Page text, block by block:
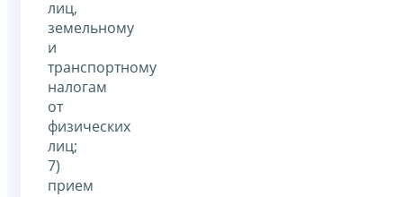
лиц,
земельному
и
транспортному
налогам
от
физических
лиц;
7)
прием